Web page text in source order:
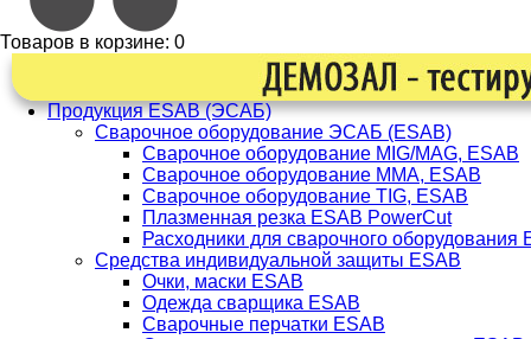
Товаров в корзине: 0
Продукция ESAB (ЭСАБ)
Сварочное оборудование ЭСАБ (ESAB)
Сварочное оборудование MIG/MAG, ESAB
Сварочное оборудование ММА, ESAB
Сварочное оборудование TIG, ESAB
Плазменная резка ESAB PowerCut
Расходники для сварочного оборудования
Средства индивидуальной защиты ESAB
Очки, маски ESAB
Одежда сварщика ESAB
Сварочные перчатки ESAB